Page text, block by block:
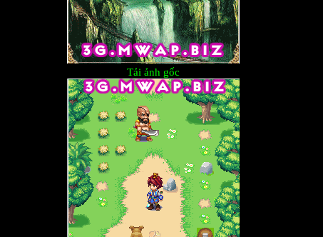
Tải ảnh gốc